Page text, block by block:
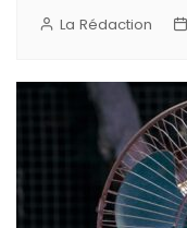
La Rédaction